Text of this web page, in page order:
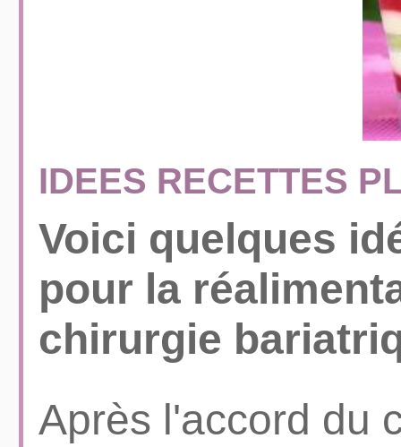
IDEES RECETTES
Voici quelques
pour la
chirurgie
Après l'accord du